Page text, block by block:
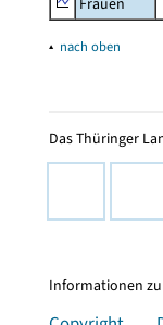
Frauen
▴ nach oben
Das Thüringer
Informationen